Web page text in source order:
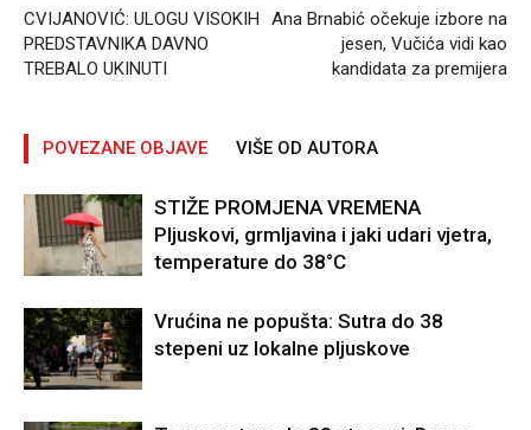
CVIJANOVIĆ: ULOGU VISOKIH
PREDSTAVNIKA DAVNO
TREBALO UKINUTI
Ana Brnabić očekuje izbore na
jesen, Vučića vidi kao
kandidata za premijera
POVEZANE OBJAVE VIŠE OD AUTORA
STIŽE PROMJENA VREMENA
Pljuskovi, grmljavina i jaki udari vjetra,
temperature do 38°C
Vrućina ne popušta: Sutra do 38
stepeni uz lokalne pljuskove